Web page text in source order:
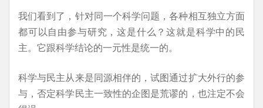
我们看到了，针对同一个科学问题，各种相互独立方面
都可以自由参与研究，这是什么？这就是科学中的民
主。它跟科学结论的一元性是统一的。
科学与民主从来是同源相伴的，试图通过扩大外行的参
与，否定科学民主一致性的企图是荒谬的，也注定不会